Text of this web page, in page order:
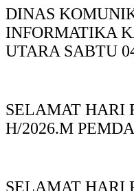
DINAS
INFORMATIKA
UTARA SABTU
SELAMAT HARI
H/2026.M
SELAMAT HARI